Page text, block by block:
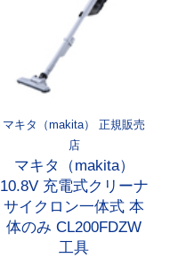
マキタ（makita） 正規販売
店
マキタ（makita）
10.8V 充電式クリーナ
サイクロン一体式 本
体のみ CL200FDZW
工具